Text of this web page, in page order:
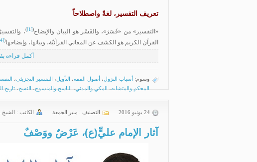
تعريف التفسير، لغةً واصطلاحاً
«التفسير» من «فَسَرَ»، والفَسْر هو البيان والإيضاح(
[1]
)،
القرآن الكريم هو الكشف عن المعاني القرآنيّة، وبيانها، وإيضاحها(
[4]
أكمل قراءة
وسوم: أسباب النزول، أصول الفقه، التأويل، التفسير التجزيئي،
المحكم والمتشابه، المكي والمدني، الناسخ والمنسوخ، النسخ، تاريخ
24 يونيو 2016 التصنيف : منبر الجمعة الكاتب :
آثار الإمام عليٍّ(ع)، عَرْضٌ ووَصْفٌ